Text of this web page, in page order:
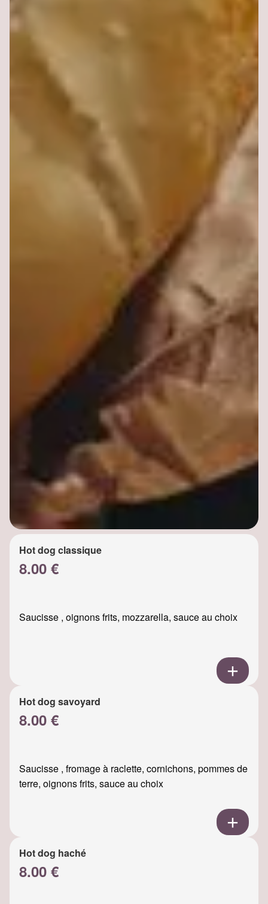
Hot dog classique
8.00 €
Saucisse , oignons frits, mozzarella, sauce au choix
Hot dog savoyard
8.00 €
Saucisse , fromage à raclette, cornichons, pommes de
terre, oignons frits, sauce au choix
Hot dog haché
8.00 €